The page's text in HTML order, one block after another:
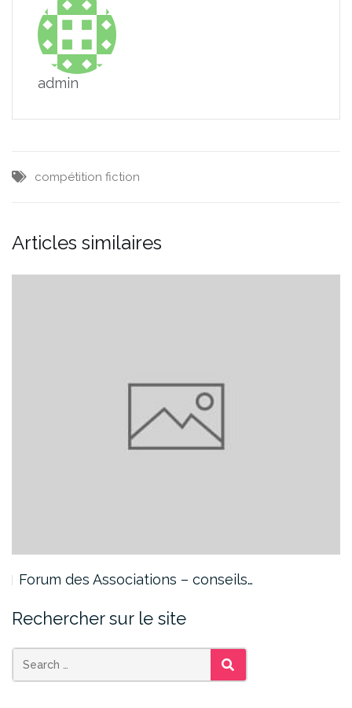
admin
compétition fiction
Articles similaires
Forum des Associations – conseils…
Rechercher sur le site
SEARCH